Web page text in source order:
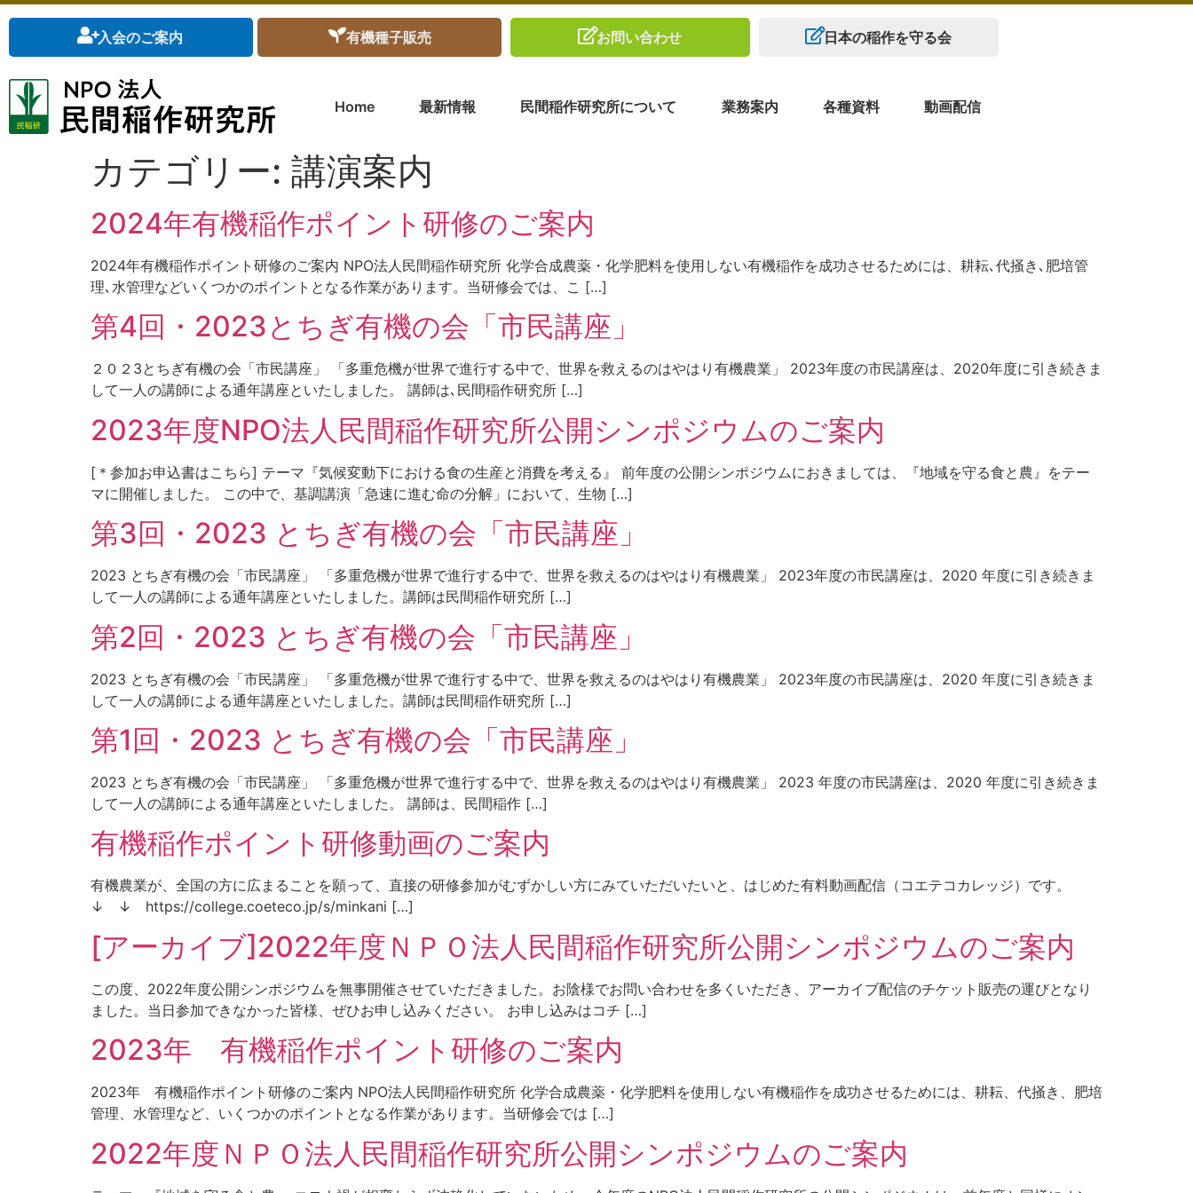
入会のご案内 有機種子販売 お問い合わせ 日本の稲作を守る会
Home 最新情報 民間稲作研究所について 業務案内 各種資料 動画配信
カテゴリー: 講演案内
2024年有機稲作ポイント研修のご案内
2024年有機稲作ポイント研修のご案内 NPO法人民間稲作研究所 化学合成農薬・化学肥料を使用しない有機稲作を成功させるためには、耕耘､代掻き､肥培管
理､水管理などいくつかのポイントとなる作業があります。当研修会では、こ […]
第4回・2023とちぎ有機の会「市民講座」
２０２3とちぎ有機の会「市民講座」 「多重危機が世界で進行する中で、世界を救えるのはやはり有機農業」 2023年度の市民講座は、2020年度に引き続きま
して一人の講師による通年講座といたしました。 講師は､民間稲作研究所 […]
2023年度NPO法人民間稲作研究所公開シンポジウムのご案内
[＊参加お申込書はこちら] テーマ『気候変動下における食の生産と消費を考える』 前年度の公開シンポジウムにおきましては、『地域を守る食と農』をテー
マに開催しました。 この中で、基調講演「急速に進む命の分解」において、生物 […]
第3回・2023 とちぎ有機の会「市民講座」
2023 とちぎ有機の会「市民講座」 「多重危機が世界で進行する中で、世界を救えるのはやはり有機農業」 2023年度の市民講座は、2020 年度に引き続きま
して一人の講師による通年講座といたしました。講師は民間稲作研究所 […]
第2回・2023 とちぎ有機の会「市民講座」
2023 とちぎ有機の会「市民講座」 「多重危機が世界で進行する中で、世界を救えるのはやはり有機農業」 2023年度の市民講座は、2020 年度に引き続きま
して一人の講師による通年講座といたしました。講師は民間稲作研究所 […]
第1回・2023 とちぎ有機の会「市民講座」
2023 とちぎ有機の会「市民講座」 「多重危機が世界で進行する中で、世界を救えるのはやはり有機農業」 2023 年度の市民講座は、2020 年度に引き続きま
して一人の講師による通年講座といたしました。 講師は、民間稲作 […]
有機稲作ポイント研修動画のご案内
有機農業が、全国の方に広まることを願って、直接の研修参加がむずかしい方にみていただいたいと、はじめた有料動画配信（コエテコカレッジ）です。
↓ ↓ https://college.coeteco.jp/s/minkani […]
[アーカイブ]2022年度ＮＰＯ法人民間稲作研究所公開シンポジウムのご案内
この度、2022年度公開シンポジウムを無事開催させていただきました。お陰様でお問い合わせを多くいただき、アーカイブ配信のチケット販売の運びとなり
ました。当日参加できなかった皆様、ぜひお申し込みください。 お申し込みはコチ […]
2023年 有機稲作ポイント研修のご案内
2023年 有機稲作ポイント研修のご案内 NPO法人民間稲作研究所 化学合成農薬・化学肥料を使用しない有機稲作を成功させるためには、耕耘、代掻き、肥培
管理、水管理など、いくつかのポイントとなる作業があります。当研修会では […]
2022年度ＮＰＯ法人民間稲作研究所公開シンポジウムのご案内